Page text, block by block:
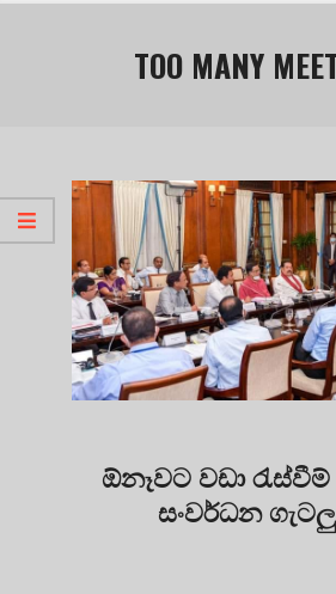
TOO MANY
ඕනෑවට වඩා
සංවර්ධන